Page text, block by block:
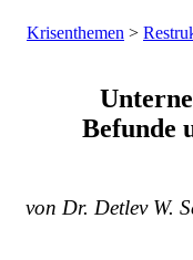
Krisenthemen >
Befunde
von Dr. Detlev W.